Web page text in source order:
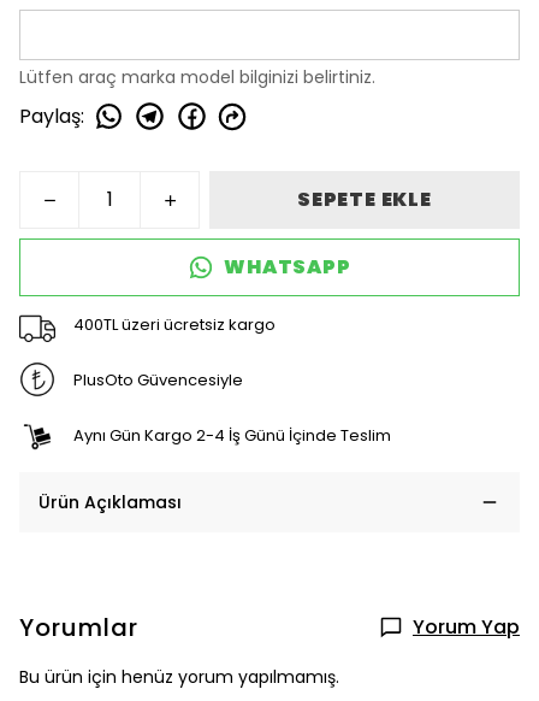
Lütfen araç marka model bilginizi belirtiniz.
Paylaş:
SEPETE EKLE
WHATSAPP
400TL üzeri ücretsiz kargo
PlusOto Güvencesiyle
Aynı Gün Kargo 2-4 İş Günü İçinde Teslim
Ürün Açıklaması
Yorumlar Yorum Yap
Bu ürün için henüz yorum yapılmamış.